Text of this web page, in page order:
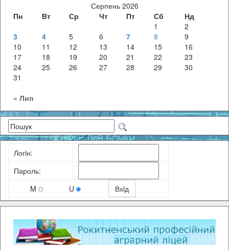
Серпень 2026
Пн
Вт Ср Чт Пт Сб
Нд
1
2
3
4 5 6 7 8
9
10
11 12 13 14 15
16
17
18 19 20 21 22
23
24
25 26 27 28 29
30
31
« Лип
Логiн:
Пароль:
M
U